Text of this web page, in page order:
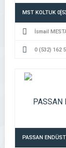
MST KOLTUK
İsmail
0 (532) 162
PASSAN